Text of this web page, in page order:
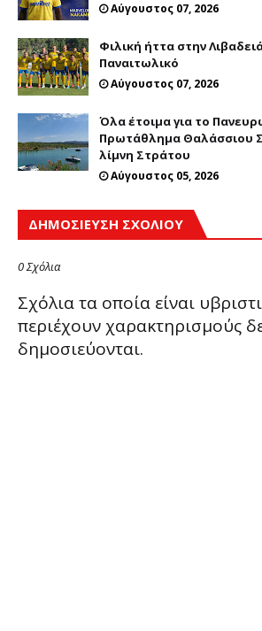
Αύγουστος 07, 2026
Φιλική ήττα στην
Παναιτωλικό
Αύγουστος 07, 2026
Όλα έτοιμα για το
Πρωτάθλημα Θαλάσσιου
λίμνη Στράτου
Αύγουστος 05, 2026
ΔΗΜΟΣΊΕΥΣΗ ΣΧΟΛΊΟΥ
0 Σχόλια
Σχόλια τα οποία είναι
περιέχουν χαρακτηρισμούς
δημοσιεύονται.